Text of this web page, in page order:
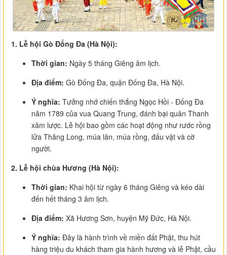
1. Lễ hội Gò Đống Đa (Hà Nội):
Thời gian: Ngày 5 tháng Giêng âm lịch.
Địa điểm: Gò Đống Đa, quận Đống Đa, Hà Nội.
Ý nghĩa: Tưởng nhớ chiến thắng Ngọc Hồi - Đống Đa
năm 1789 của vua Quang Trung, đánh bại quân Thanh
xâm lược. Lễ hội bao gồm các hoạt động như rước rồng
lửa Thăng Long, múa lân, múa rồng, đấu vật và cờ
người.
2. Lễ hội chùa Hương (Hà Nội):
Thời gian: Khai hội từ ngày 6 tháng Giêng và kéo dài
đến hết tháng 3 âm lịch.
Địa điểm: Xã Hương Sơn, huyện Mỹ Đức, Hà Nội.
Ý nghĩa: Đây là hành trình về miền đất Phật, thu hút
hàng triệu du khách tham gia hành hương và lễ Phật, cầu